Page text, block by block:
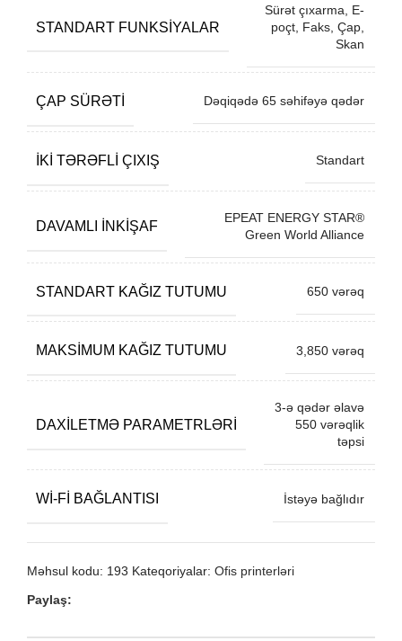
STANDART FUNKSIYALAR
Sürət çıxarma, E-
poçt, Faks, Çap,
Skan
ÇAP SÜRƏTI Dəqiqədə 65 səhifəyə qədər
İKI TƏRƏFLI ÇIXIŞ Standart
DAVAMLI INKIŞAF
EPEAT ENERGY STAR®
Green World Alliance
STANDART KAĞIZ TUTUMU 650 vərəq
MAKSIMUM KAĞIZ TUTUMU 3,850 vərəq
DAXILETMƏ PARAMETRLƏRI
3-ə qədər əlavə
550 vərəqlik
təpsi
WI-FI BAĞLANTISI İstəyə bağlıdır
Məhsul kodu: 193 Kateqoriyalar: Ofis printerləri
Paylaş: